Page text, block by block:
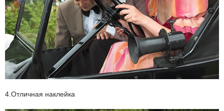
4.Отличная наклейка